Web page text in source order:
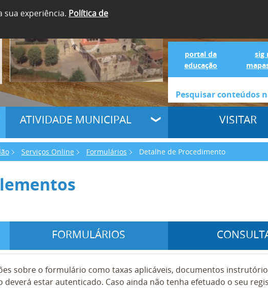
sua experiência. Política de
portal da
educação
sig
ATIVIDADE MUNICIPAL VISITAR
Serviços Online Formulários Detalhe de Procedimento
FORMULÁRIOS
sobre o formulário como taxas aplicáveis, documentos
estar autenticado. Caso ainda não tenha efetuado o seu